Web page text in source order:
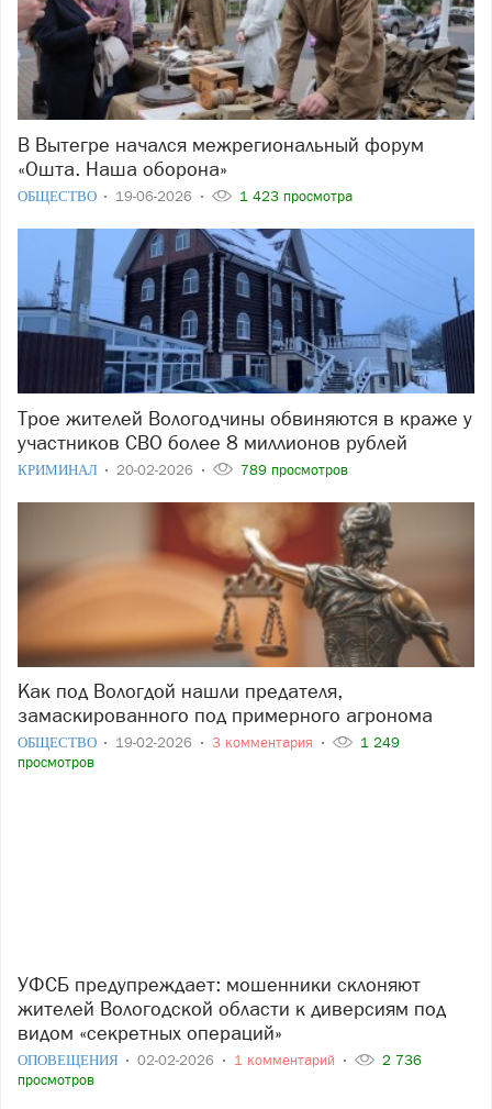
В Вытегре начался межрегиональный форум
«Ошта. Наша оборона»
ОБЩЕСТВО 19-06-2026 1 423 просмотра
Трое жителей Вологодчины обвиняются в краже у
участников СВО более 8 миллионов рублей
КРИМИНАЛ 20-02-2026 789 просмотров
Как под Вологдой нашли предателя,
замаскированного под примерного агронома
ОБЩЕСТВО 19-02-2026 3 комментария
1 249
просмотров
УФСБ предупреждает: мошенники склоняют
жителей Вологодской области к диверсиям под
видом «секретных операций»
ОПОВЕЩЕНИЯ 02-02-2026 1 комментарий
2 736
просмотров